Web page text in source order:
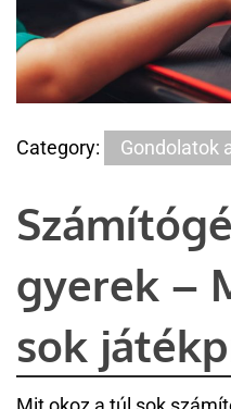
Category: Gondolatok
gyerek –
sok